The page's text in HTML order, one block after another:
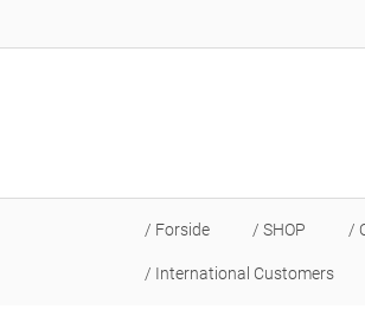
/ Forside / SHOP /
/ International Customers